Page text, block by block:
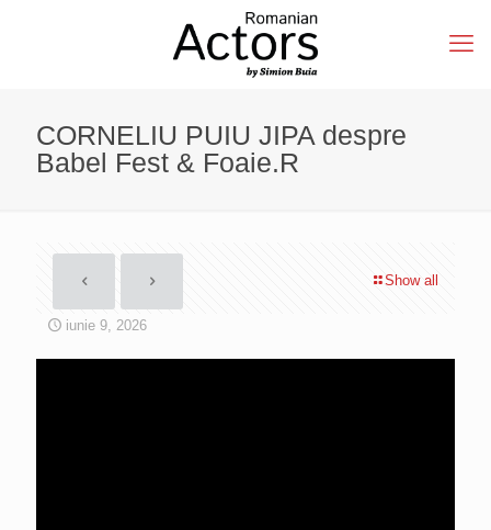
CORNELIU PUIU JIPA despre
Babel Fest & Foaie.R
Show all
iunie 9, 2026